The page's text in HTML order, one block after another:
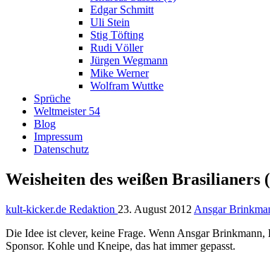
Edgar Schmitt
Uli Stein
Stig Töfting
Rudi Völler
Jürgen Wegmann
Mike Werner
Wolfram Wuttke
Sprüche
Weltmeister 54
Blog
Impressum
Datenschutz
Weisheiten des weißen
kult-kicker.de Redaktion 23. August 2012 Ansgar
Die Idee ist clever, keine Frage. Wenn Ansgar
Sponsor. Kohle und Kneipe, das hat immer gepasst.